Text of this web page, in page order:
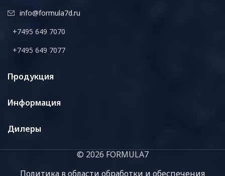
info@formula7d.ru
+7495 649 7070
+7495 649 7077
Продукция
Информация
Дилеры
© 2026 FORMULA7
Политика в области обработки и обеспечения